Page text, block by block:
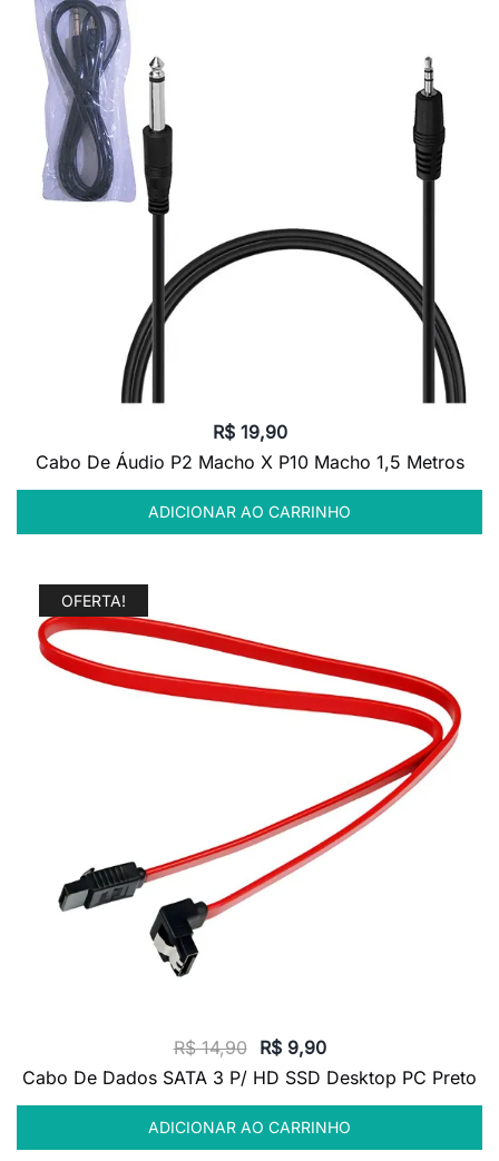
R$19,90
Cabo De Áudio P2 Macho X P10 Macho 1,5 Metros
ADICIONAR AO CARRINHO
OFERTA!
R$14,90
O
preço
original
era:
R$9,90O
preço
atual
é:
Cabo De Dados SATA 3 P/ HD SSD Desktop PC Preto
ADICIONAR AO CARRINHO